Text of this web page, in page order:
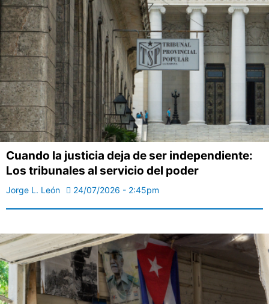
Cuando la justicia deja de ser independiente:
Los tribunales al servicio del poder
Jorge L. León 24/07/2026 - 2:45pm